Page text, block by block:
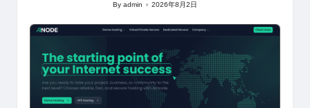
Posted
Byadmin 2026年8月2日